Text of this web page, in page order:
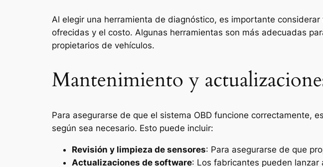
Al elegir una herramienta de diagnóstico, es importante
ofrecidas y el costo. Algunas herramientas son más adecuadas
propietarios de vehículos.
Mantenimiento y
Para asegurarse de que el sistema OBD funcione correctamente,
según sea necesario. Esto puede incluir:
Revisión y limpieza de sensores: Para asegurarse de que
Actualizaciones de software: Los fabricantes pueden